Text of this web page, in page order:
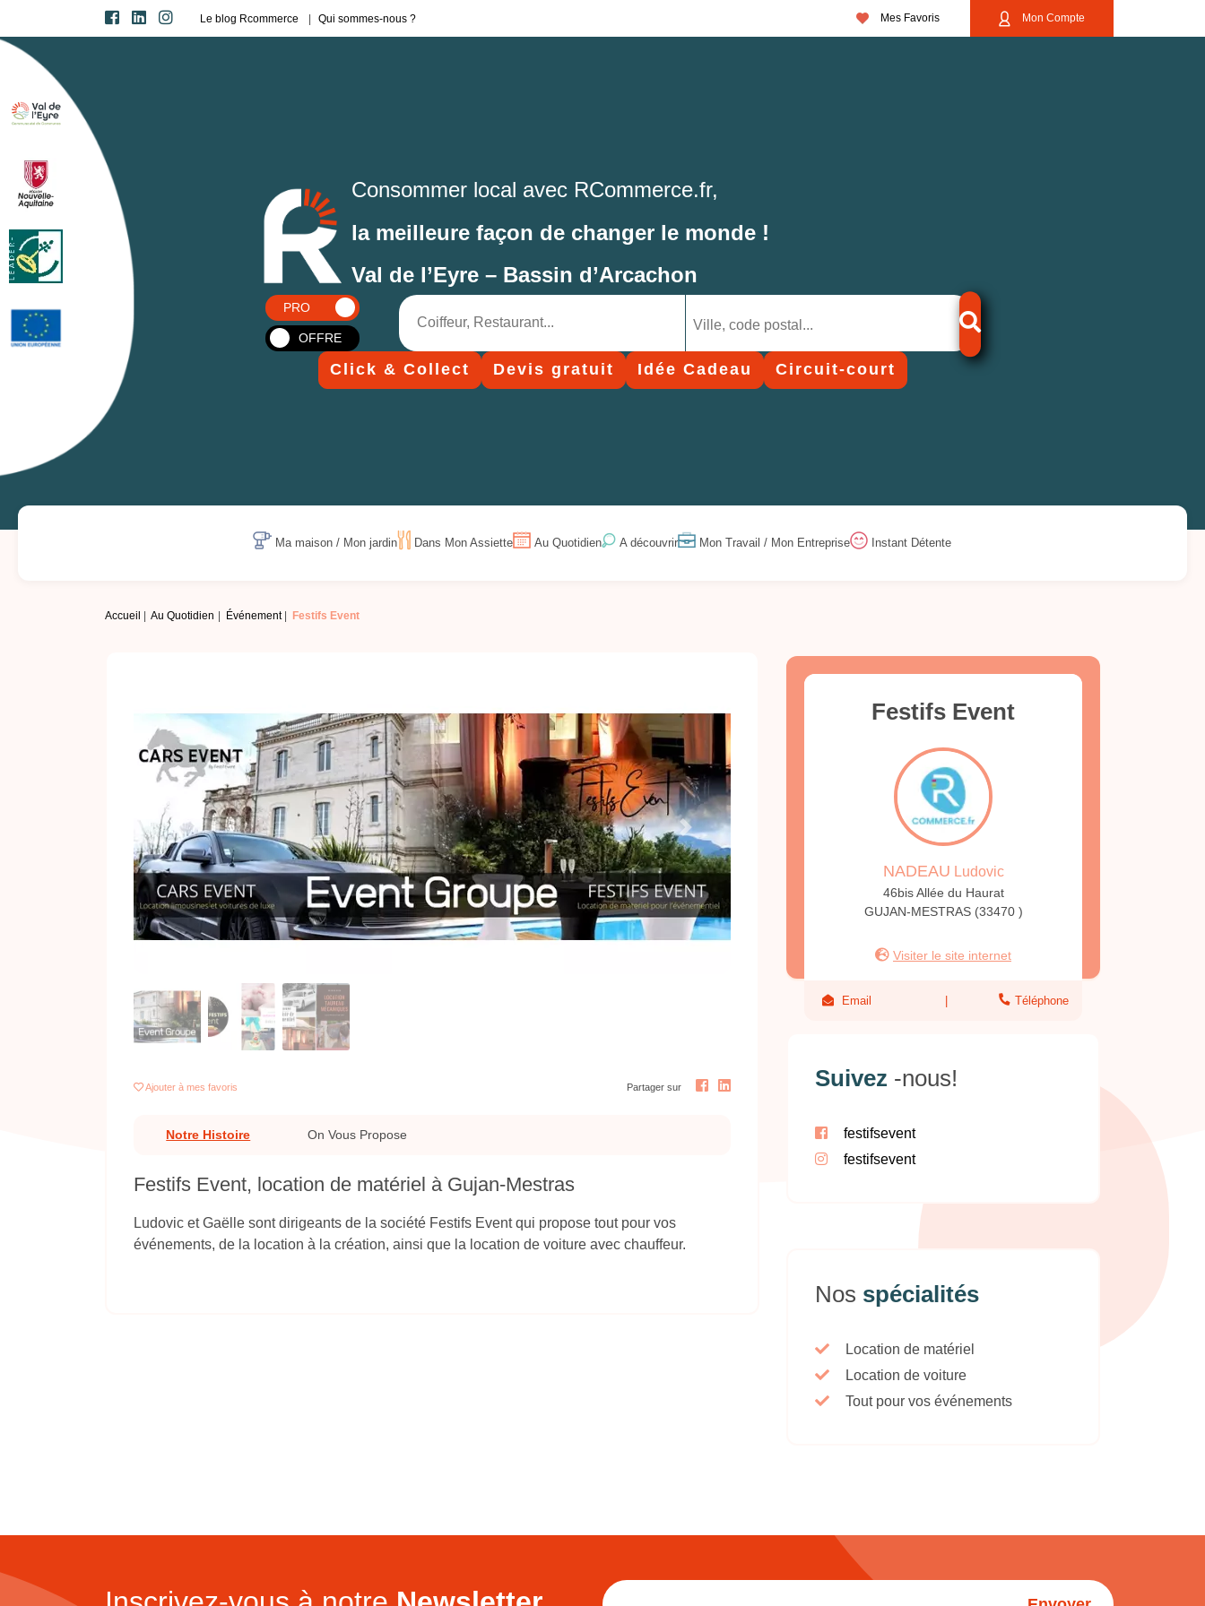
Le blog Rcommerce Qui sommes-nous ? Mes Favoris Mon Compte
Consommer local avec RCommerce.fr,
la meilleure façon de changer le monde !
Val de l’Eyre – Bassin d’Arcachon
PRO
OFFRE
Click & Collect Devis gratuit Idée Cadeau Circuit-court
Ma maison / Mon jardin Dans Mon Assiette Au Quotidien A découvrir Mon Travail / Mon Entreprise Instant Détente
Accueil Au Quotidien Événement Festifs Event
Previous Next
Ajouter à mes favoris Partager sur
Notre Histoire On Vous Propose
Festifs Event, location de matériel à Gujan-Mestras
Ludovic et Gaëlle sont dirigeants de la société Festifs Event qui propose tout pour vos
événements, de la location à la création, ainsi que la location de voiture avec chauffeur.
Festifs Event
NADEAU Ludovic
46bis Allée du Haurat
GUJAN-MESTRAS (33470 )
Visiter le site internet
Email Téléphone
Suivez -nous!
festifsevent
festifsevent
Nos spécialités
Location de matériel
Location de voiture
Tout pour vos événements